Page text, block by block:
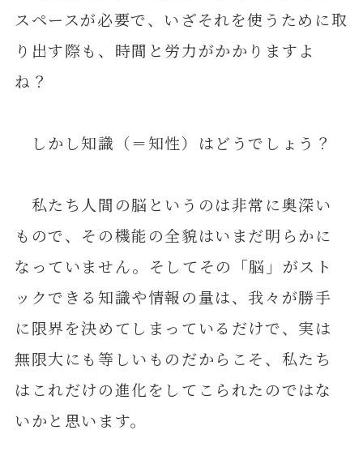
スペースが必要で、いざそれを使うために取
り出す際も、時間と労力がかかりますよ
ね？
しかし知識（＝知性）はどうでしょう？
私たち人間の脳というのは非常に奥深い
もので、その機能の全貌はいまだ明らかに
なっていません。そしてその「脳」がスト
ックできる知識や情報の量は、我々が勝手
に限界を決めてしまっているだけで、実は
無限大にも等しいものだからこそ、私たち
はこれだけの進化をしてこられたのではな
いかと思います。